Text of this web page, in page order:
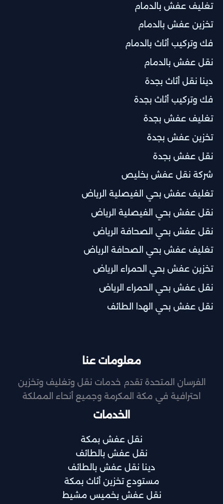
تغليف عفش بالدمام
تخزين عفش بالدمام
فك وتركيب أثاث بالدمام
نقل عفش بالدمام
دينا نقل أثاث بجدة
فك وتركيب أثاث بجدة
تغليف عفش بجدة
تخزين عفش بجدة
نقل عفش بجدة
شركة نقل عفش بخليص
تغليف عفش بحي الفيصلية الرياض
نقل عفش بحي الفيصلية الرياض
نقل عفش بحي الصحافة الرياض
تغليف عفش بحي الصحافة الرياض
تخزين عفش بحي الحمراء الرياض
نقل عفش بحي الحمراء الرياض
نقل عفش بحي الهدا الطائف
معلومات عنا
الفرسان المتحدة تقدم خدمات نقل وتغليف وتخزين
احترافية في مكة المكرمة وجميع أنحاء المملكة
الخدمات
نقل عفش بمكة
نقل عفش بالطائف
دينا نقل عفش بالطائف
مستودع تخزين أثاث بمكة
نقل عفش بخميس مشيط